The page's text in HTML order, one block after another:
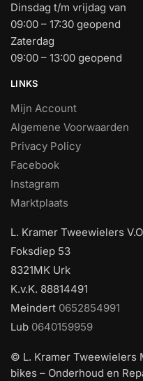
Dinsdag t/m vrijdag van
09:00 – 17:30 geopend
Zaterdag
09:00 – 13:00 geopend
LINKS
Mijn Account
Algemene Voorwaarden
Privacy Policy
Facebook
Instagram
Marktplaats
L. Kramer Tweewielers
Foksdiep 53
8321MK Urk
K.v.K. 88814491
Meindert 0652854991
Lub 0640159959
© L. Kramer Tweewielers
bikes – Onderhoud en